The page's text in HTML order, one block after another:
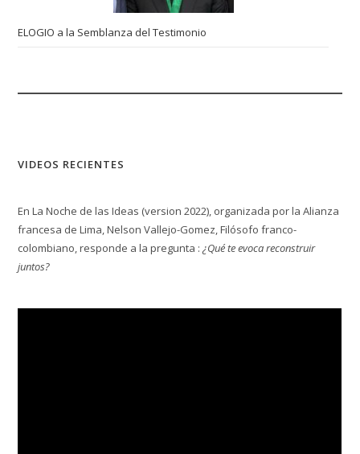
ELOGIO a la Semblanza del Testimonio
VIDEOS RECIENTES
En La Noche de las Ideas (version 2022), organizada por la Alianza
francesa de Lima, Nelson Vallejo-Gomez, Filósofo franco-
colombiano, responde a la pregunta :¿Qué te evoca reconstruir
juntos?